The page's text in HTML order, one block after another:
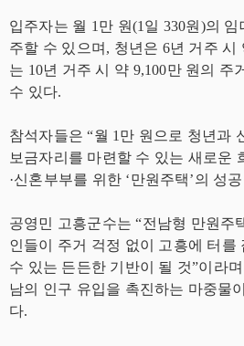
입주자는 월 1만 원(1일 330원)의
주할 수 있으며, 청년은 6년 거주 시
는 10년 거주 시 약 9,100만 원의 주
수 있다.
참석자들은 “월 1만 원으로 청년과
보금자리를 마련할 수 있는 새로운
·신혼부부를 위한 ‘만원주택’의 성
공영민 고흥군수는 “전남형 만원주
인들이 주거 걱정 없이 고흥에 터를
수 있는 든든한 기반이 될 것”이라
남의 인구 유입을 촉진하는 마중물
다.